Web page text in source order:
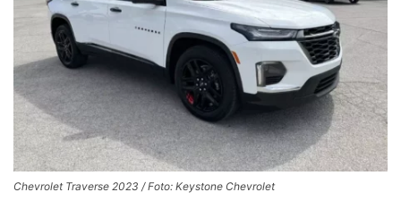
Chevrolet Traverse 2023 / Foto: Keystone Chevrolet